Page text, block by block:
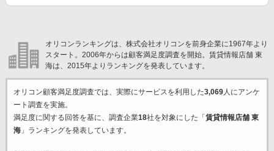
オリコンランキングは、株式会社オリコンを前身企業に1967年より
スタート。2006年からは顧客満足度調査を開始。賃貸情報店舗 東
海は、2015年よりランキングを発表しています。
オリコン顧客満足度調査では、実際にサービスを利用した3,069人にアンケ
ート調査を実施。
満足度に関する回答を基に、調査企業18社を対象にした「 賃貸情報店舗 東
海」ランキングを発表しています。